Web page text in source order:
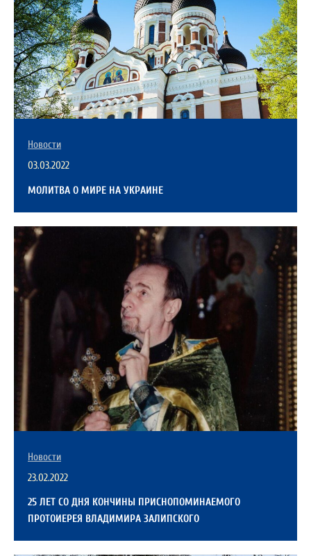
Новости
03.03.2022
МОЛИТВА О МИРЕ НА УКРАИНЕ
Новости
23.02.2022
25 ЛЕТ СО ДНЯ КОНЧИНЫ ПРИСНОПОМИНАЕМОГО
ПРОТОИЕРЕЯ ВЛАДИМИРА ЗАЛИПСКОГО